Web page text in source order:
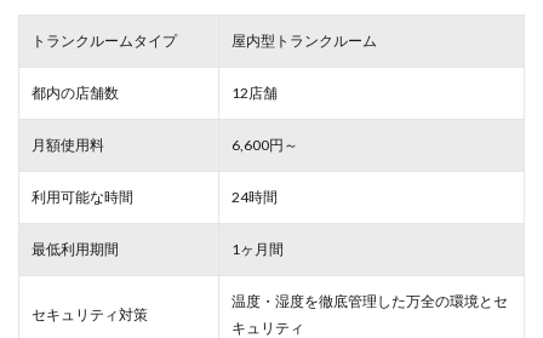
トランクルームタイプ 屋内型トランクルーム
都内の店舗数 12店舗
月額使用料 6,600円～
利用可能な時間 24時間
最低利用期間 1ヶ月間
セキュリティ対策
温度・湿度を徹底管理した万全の環境とセ
キュリティ